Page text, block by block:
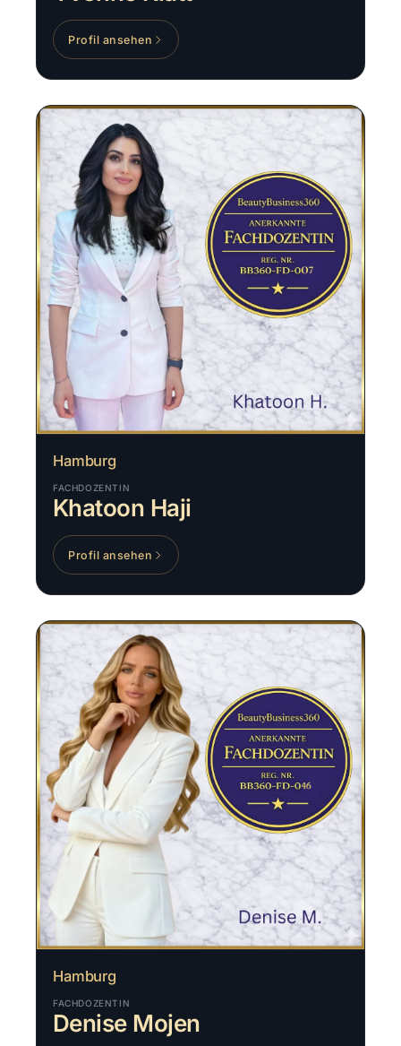
Profil ansehen
Hamburg
FACHDOZENTIN
Khatoon Haji
Profil ansehen
Hamburg
FACHDOZENTIN
Denise Mojen